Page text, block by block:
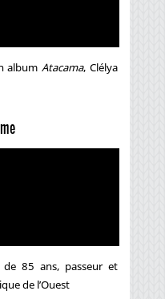
album Atacama, Clélya
85 ans, passeur et
de l’Ouest